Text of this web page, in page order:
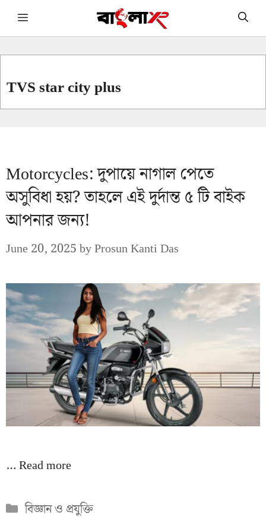
Skip Menu
TVS star city plus
Motorcycles: দুপায়ে নাগাল পেতে
অসুবিধা হয়? তাহলে এই দুর্দান্ত ৫ টি বাইক
আপনার জন্য!
June 20, 2025byProsun Kanti Das
…Read more
Categories
বিজ্ঞান ও প্রযুক্তি